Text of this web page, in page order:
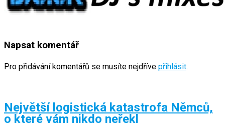
Napsat komentář
Pro přidávání komentářů se musíte nejdříve přihlásit.
Největší logistická katastrofa Němců,
o které vám nikdo neřekl